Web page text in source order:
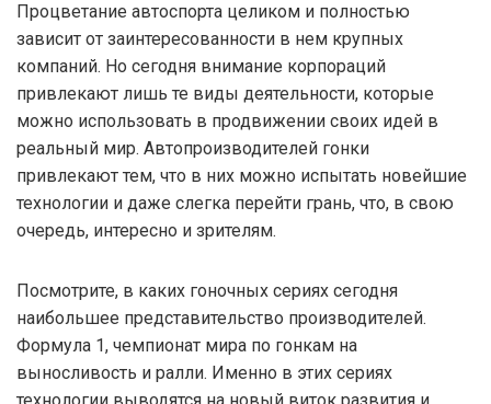
Процветание автоспорта целиком и полностью
зависит от заинтересованности в нем крупных
компаний. Но сегодня внимание корпораций
привлекают лишь те виды деятельности, которые
можно использовать в продвижении своих идей в
реальный мир. Автопроизводителей гонки
привлекают тем, что в них можно испытать новейшие
технологии и даже слегка перейти грань, что, в свою
очередь, интересно и зрителям.
Посмотрите, в каких гоночных сериях сегодня
наибольшее представительство производителей.
Формула 1, чемпионат мира по гонкам на
выносливость и ралли. Именно в этих сериях